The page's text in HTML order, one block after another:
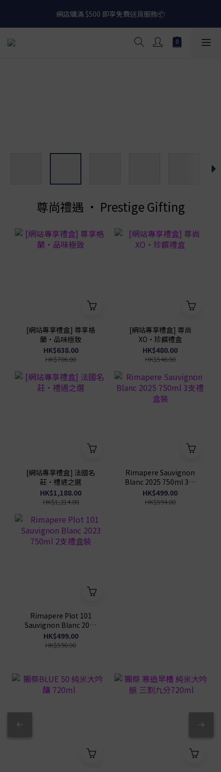
網店購滿 $500 即享免費送貨服務📦
網店購滿 $500 即享免費送貨服務📦
下載【偉成洋酒】手機應用程式，無條件送你高達$80買酒現金劵
尊尚禮遇 • Prestige Gifting
[網站專享禮盒] 尊享格
蘭・品味極致
HK$638.00
HK$706.00
[網站專享禮盒] 尊尚
XO・珍饌禮盒
HK$480.00
HK$546.00
[網站專享禮盒] 法國名
莊・禮遇之選
HK$1,188.00
HK$1,214.00
Rimapere Sauvignon
Blanc 2025 750ml 3支
禮盒裝
HK$499.00
HK$594.00
Rimapere Plot 101
Sauvignon Blanc 2023
750ml 2支禮盒裝
HK$499.00
HK$590.00